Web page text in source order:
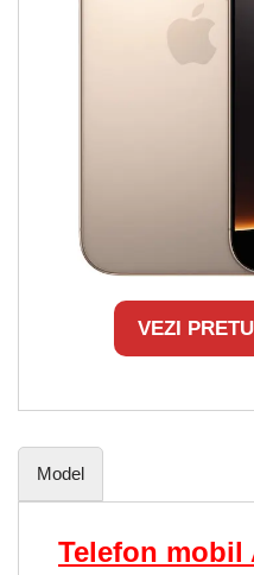
VEZI
Model
Telefon mobil